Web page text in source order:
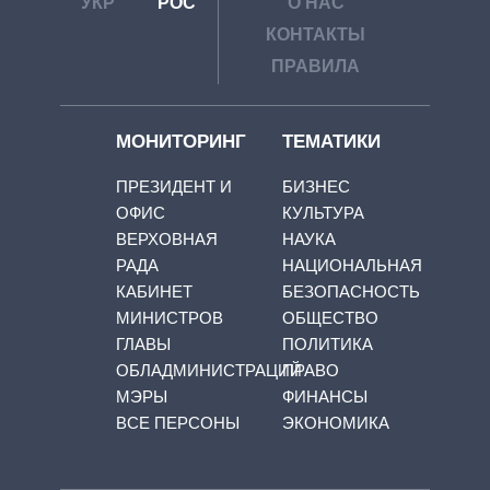
КОНТАКТЫ
ПРАВИЛА
МОНИТОРИНГ
ПРЕЗИДЕНТ И
ОФИС
ВЕРХОВНАЯ
РАДА
КАБИНЕТ
МИНИСТРОВ
ГЛАВЫ
ОБЛАДМИНИСТРАЦИЙ
МЭРЫ
ВСЕ ПЕРСОНЫ
ТЕМАТИКИ
БИЗНЕС
КУЛЬТУРА
НАУКА
НАЦИОНАЛЬНАЯ
БЕЗОПАСНОСТЬ
ОБЩЕСТВО
ПОЛИТИКА
ПРАВО
ФИНАНСЫ
ЭКОНОМИКА